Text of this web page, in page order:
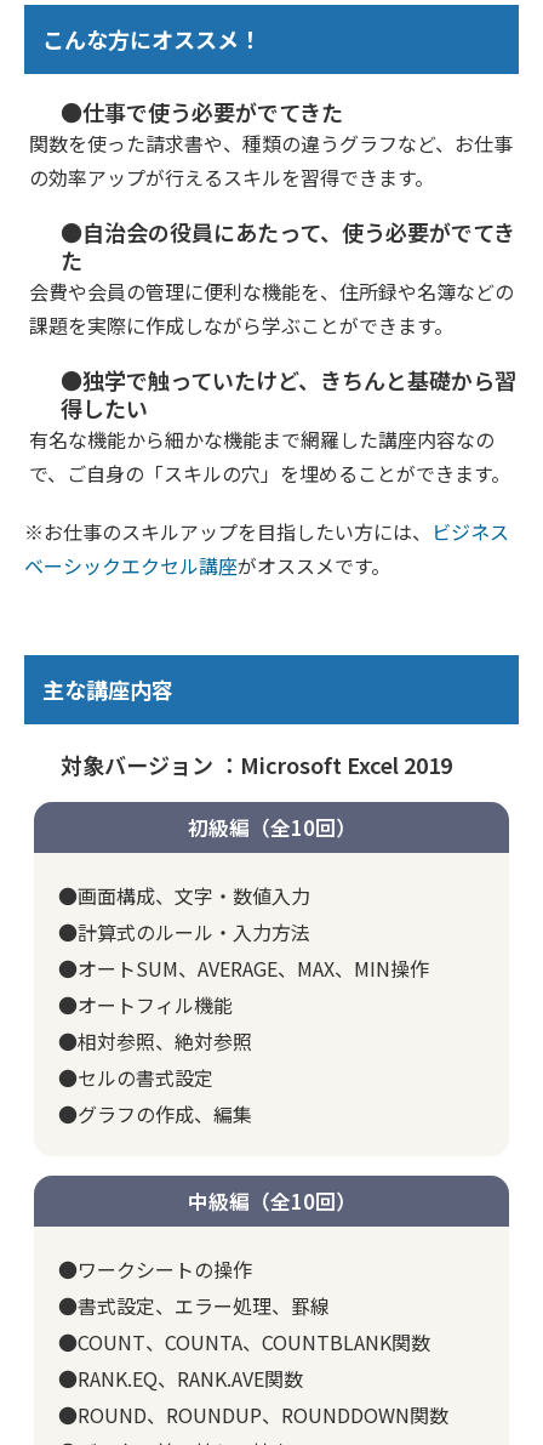
こんな方にオススメ！
●仕事で使う必要がでてきた
関数を使った請求書や、種類の違うグラフなど、お仕事
の効率アップが行えるスキルを習得できます。
●自治会の役員にあたって、使う必要がでてき
た
会費や会員の管理に便利な機能を、住所録や名簿などの
課題を実際に作成しながら学ぶことができます。
●独学で触っていたけど、きちんと基礎から習
得したい
有名な機能から細かな機能まで網羅した講座内容なの
で、ご自身の「スキルの穴」を埋めることができます。
※お仕事のスキルアップを目指したい方には、 ビジネス
ベーシックエクセル講座がオススメです。
主な講座内容
対象バージョン ：Microsoft Excel 2019
初級編（全10回）
●画面構成、文字・数値入力
●計算式のルール・入力方法
●オートSUM、AVERAGE、MAX、MIN操作
●オートフィル機能
●相対参照、絶対参照
●セルの書式設定
●グラフの作成、編集
中級編（全10回）
●ワークシートの操作
●書式設定、エラー処理、罫線
●COUNT、COUNTA、COUNTBLANK関数
●RANK.EQ、RANK.AVE関数
●ROUND、ROUNDUP、ROUNDDOWN関数